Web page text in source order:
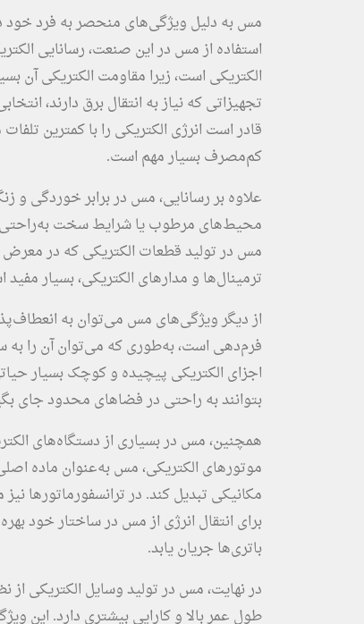
مس به دلیل ویژگی‌های منحصر به فرد خود
استفاده از مس در این صنعت، رسانایی
الکتریکی است، زیرا مقاومت الکتریکی
تجهیزاتی که نیاز به انتقال برق دارند،
قادر است انرژی الکتریکی را با کمترین
کم‌مصرف بسیار مهم است.
علاوه بر رسانایی، مس در برابر خوردگی
محیط‌های مرطوب یا شرایط سخت به‌راحتی
مس در تولید قطعات الکتریکی که در معرض
ترمینال‌ها و مدارهای الکتریکی، بسیار
از دیگر ویژگی‌های مس می‌توان به
فرم‌دهی است، به‌طوری که می‌توان آن را به
اجزای الکتریکی پیچیده و کوچک بسیار
بتوانند به راحتی در فضاهای محدود جای
همچنین، مس در بسیاری از دستگاه‌های
موتورهای الکتریکی، مس به‌عنوان ماده
مکانیکی تبدیل کند. در ترانسفورماتورها
برای انتقال انرژی از مس در ساختار خود
باتری‌ها جریان یابد.
در نهایت، مس در تولید وسایل الکتریکی از
طول عمر بالا و کارایی بیشتری دارد.